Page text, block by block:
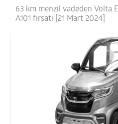
63 km menzil vadeden Volta
A101 fırsatı [21 Mart 2024]